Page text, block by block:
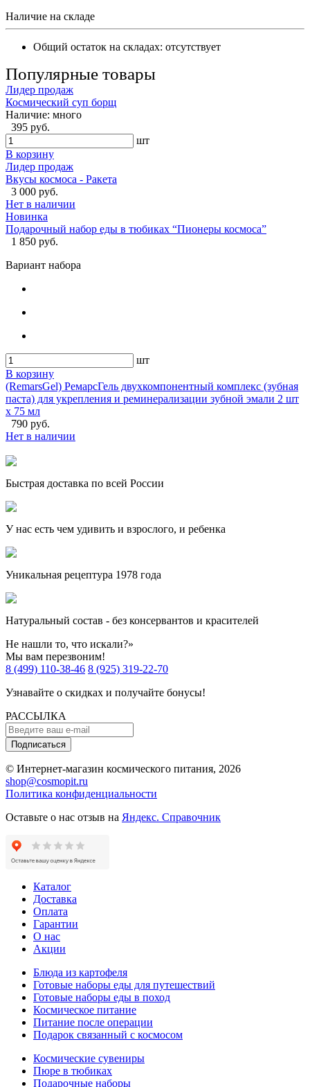
Наличие на складе
Общий остаток на складах: отсутствует
Популярные товары
Лидер продаж
Космический суп борщ
Наличие: много
395 руб.
шт
В корзину
Лидер продаж
Вкусы космоса - Ракета
3 000 руб.
Нет в наличии
Новинка
Подарочный набор еды в тюбиках “Пионеры космоса”
1 850 руб.
Вариант набора
шт
В корзину
(RemarsGel) РемарсГель двухкомпонентный комплекс (зубная
паста) для укрепления и реминерализации зубной эмали 2 шт
х 75 мл
790 руб.
Нет в наличии
Быстрая доставка по всей России
У нас есть чем удивить и взрослого, и ребенка
Уникальная рецептура 1978 года
Натуральный состав - без консервантов и красителей
Не нашли то, что искали?»
Мы вам перезвоним!
8 (499) 110-38-46 8 (925) 319-22-70
Узнавайте о скидках и получайте бонусы!
РАССЫЛКА
Подписаться
© Интернет-магазин космического питания, 2026
shop@cosmopit.ru
Политика конфиденциальности
Оставьте о нас отзыв на Яндекс. Справочник
Каталог
Доставка
Оплата
Гарантии
О нас
Акции
Блюда из картофеля
Готовые наборы еды для путешествий
Готовые наборы еды в поход
Космическое питание
Питание после операции
Подарок связанный с космосом
Космические сувениры
Пюре в тюбиках
Подарочные наборы